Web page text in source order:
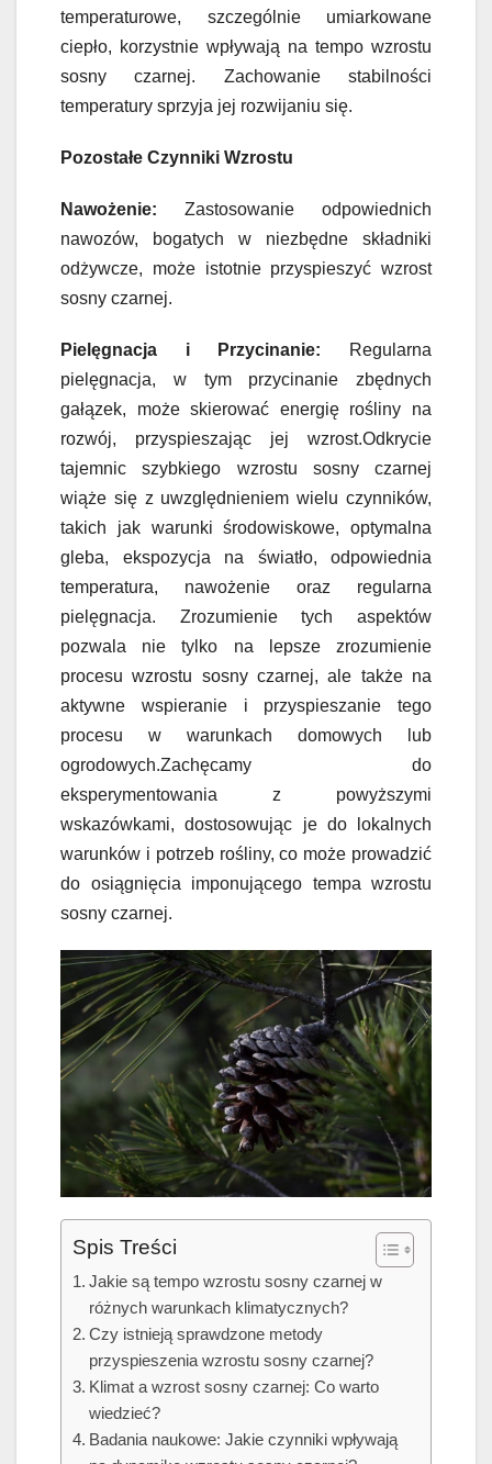
temperaturowe, szczególnie umiarkowane
ciepło, korzystnie wpływają na tempo wzrostu
sosny czarnej. Zachowanie stabilności
temperatury sprzyja jej rozwijaniu się.
Pozostałe Czynniki Wzrostu
Nawożenie: Zastosowanie odpowiednich
nawozów, bogatych w niezbędne składniki
odżywcze, może istotnie przyspieszyć wzrost
sosny czarnej.
Pielęgnacja i Przycinanie: Regularna
pielęgnacja, w tym przycinanie zbędnych
gałązek, może skierować energię rośliny na
rozwój, przyspieszając jej wzrost.Odkrycie
tajemnic szybkiego wzrostu sosny czarnej
wiąże się z uwzględnieniem wielu czynników,
takich jak warunki środowiskowe, optymalna
gleba, ekspozycja na światło, odpowiednia
temperatura, nawożenie oraz regularna
pielęgnacja. Zrozumienie tych aspektów
pozwala nie tylko na lepsze zrozumienie
procesu wzrostu sosny czarnej, ale także na
aktywne wspieranie i przyspieszanie tego
procesu w warunkach domowych lub
ogrodowych.Zachęcamy do
eksperymentowania z powyższymi
wskazówkami, dostosowując je do lokalnych
warunków i potrzeb rośliny, co może prowadzić
do osiągnięcia imponującego tempa wzrostu
sosny czarnej.
Spis Treści
Jakie są tempo wzrostu sosny czarnej w
różnych warunkach klimatycznych?
Czy istnieją sprawdzone metody
przyspieszenia wzrostu sosny czarnej?
Klimat a wzrost sosny czarnej: Co warto
wiedzieć?
Badania naukowe: Jakie czynniki wpływają